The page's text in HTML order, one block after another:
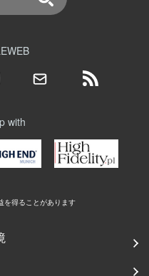
with
を得ることがあります